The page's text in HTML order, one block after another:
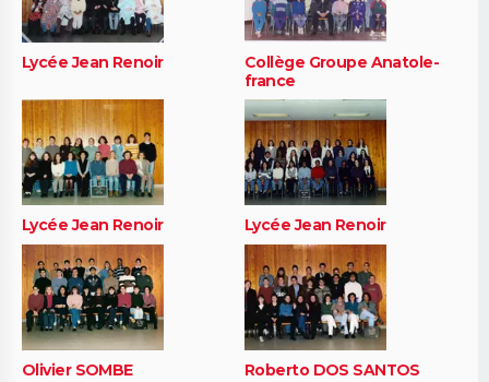
Lycée Jean Renoir
Collège Groupe Anatole-
france
Lycée Jean Renoir Lycée Jean Renoir
Olivier SOMBE Roberto DOS SANTOS